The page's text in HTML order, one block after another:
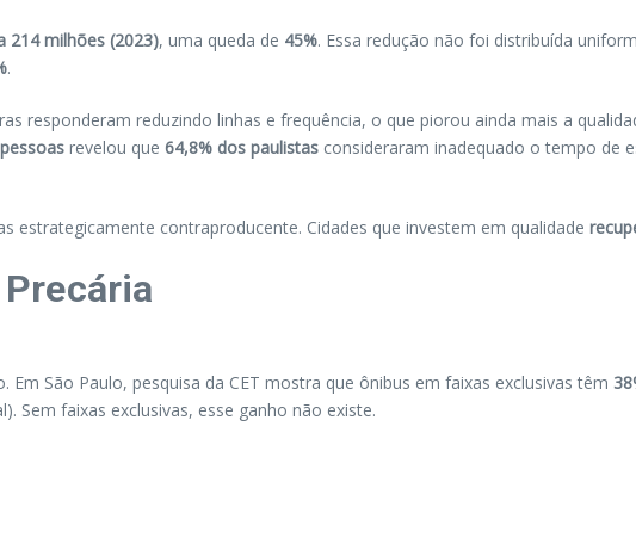
214 milhões (2023), uma queda de 45%. Essa redução não foi distribuída
.
responderam reduzindo linhas e frequência, o que piorou ainda mais a
revelou que 64,8% dos paulistas consideraram inadequado o tempo de
estrategicamente contraproducente. Cidades que investem em qualidade
Em São Paulo, pesquisa da CET mostra que ônibus em faixas exclusivas têm
Sem faixas exclusivas, esse ganho não existe.